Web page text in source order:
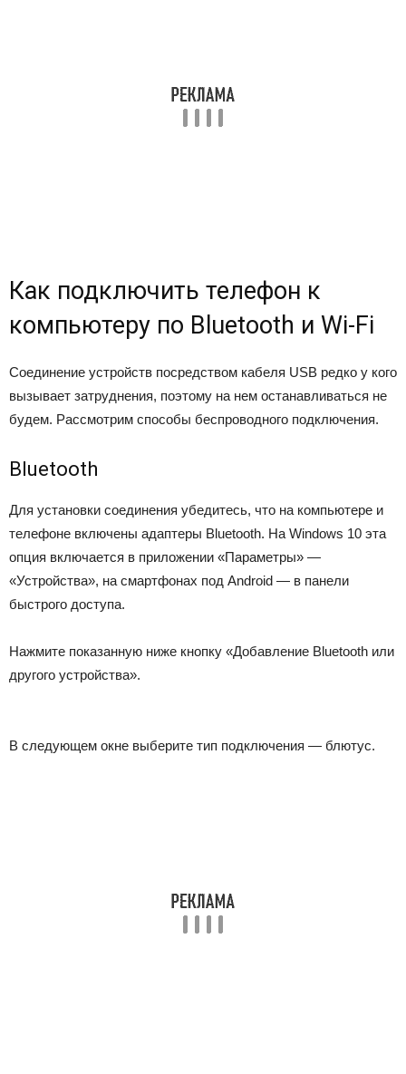
Как подключить телефон к
компьютеру по Bluetooth и Wi-Fi
Соединение устройств посредством кабеля USB редко у кого
вызывает затруднения, поэтому на нем останавливаться не
будем. Рассмотрим способы беспроводного подключения.
Bluetooth
Для установки соединения убедитесь, что на компьютере и
телефоне включены адаптеры Bluetooth. На Windows 10 эта
опция включается в приложении «Параметры» —
«Устройства», на смартфонах под Android — в панели
быстрого доступа.
Нажмите показанную ниже кнопку «Добавление Bluetooth или
другого устройства».
В следующем окне выберите тип подключения — блютус.